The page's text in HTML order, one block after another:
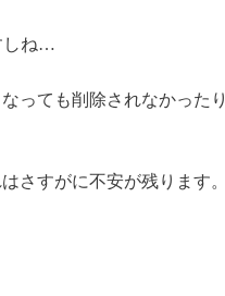
しね…
っても削除されなかったり
さすがに不安が残ります。